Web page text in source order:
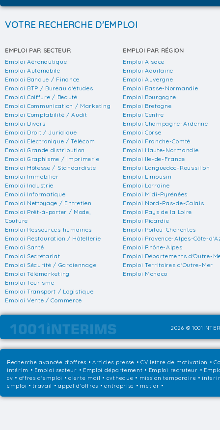
VOTRE RECHERCHE D'EMPLOI
EMPLOI PAR SECTEUR
Emploi Aéronautique
Emploi Automobile
Emploi Banque / Finance
Emploi BTP / Bureau d'études
Emploi Coiffure / Beauté
Emploi Communication / Marketing
Emploi Comptabilité / Audit
Emploi Divers
Emploi Droit / Juridique
Emploi Electronique / Télécom
Emploi Grande distribution
Emploi Graphisme / Imprimerie
Emploi Hôtesse / Standardiste
Emploi Immobilier
Emploi Industrie
Emploi Informatique
Emploi Nettoyage / Entretien
Emploi Prêt-à-porter / Mode,
Couture
Emploi Ressources humaines
Emploi Restauration / Hôtellerie
Emploi Santé
Emploi Secrétariat
Emploi Sécurité / Gardiennage
Emploi Télémarketing
Emploi Tourisme
Emploi Transport / Logistique
Emploi Vente / Commerce
EMPLOI PAR RÉGION
Emploi Alsace
Emploi Aquitaine
Emploi Auvergne
Emploi Basse-Normandie
Emploi Bourgogne
Emploi Bretagne
Emploi Centre
Emploi Champagne-Ardenne
Emploi Corse
Emploi Franche-Comté
Emploi Haute-Normandie
Emploi Ile-de-France
Emploi Languedoc-Roussillon
Emploi Limousin
Emploi Lorraine
Emploi Midi-Pyrénées
Emploi Nord-Pas-de-Calais
Emploi Pays de la Loire
Emploi Picardie
Emploi Poitou-Charentes
Emploi Provence-Alpes-Côte-
Emploi Rhône-Alpes
Emploi Départements d'Outre-
Emploi Territoires d'Outre-Mer
Emploi Monaco
2026 ©
Recherche avancée d'offres •Articles presse • CV lettre de motivation •
intérim • Emploi secteur • Emploi département • Emploi recruteur •
cv • offres d'emploi • alerte mail • cvtheque • mission temporaire •
emploi • travail • appel d'offres • entreprise • metier •